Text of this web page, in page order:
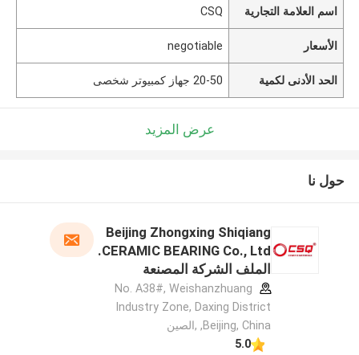
اسم العلامة التجارية CSQ
الأسعار negotiable
الحد الأدنى لكمية 20-50 جهاز كمبيوتر شخصى
عرض المزيد
حول نا
Beijing Zhongxing Shiqiang
CERAMIC BEARING Co., Ltd.
الملف الشركة المصنعة
No. A38#, Weishanzhuang
Industry Zone, Daxing District
,Beijing, China ,الصين
5.0